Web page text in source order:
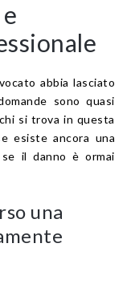
abbia lasciato
sono quasi
si trova in questa
esiste ancora una
il danno è ormai
una